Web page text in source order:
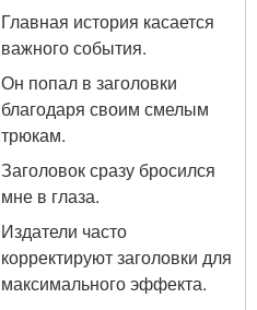
Главная история касается
важного события.
Он попал в заголовки
благодаря своим смелым
трюкам.
Заголовок сразу бросился
мне в глаза.
Издатели часто
корректируют заголовки для
максимального эффекта.